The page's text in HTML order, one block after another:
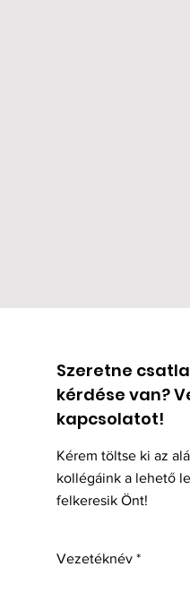
Szeretne
kérdése van?
kapcsolatot!
Kérem töltse ki az
kollégáink a lehető
felkeresik Önt!
Vezetéknév